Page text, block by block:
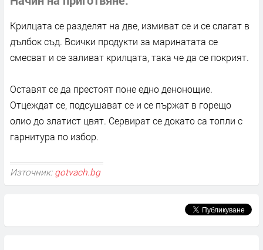
Крилцата се разделят на две, измиват се и се слагат в
дълбок съд. Всички продукти за маринатата се
смесват и се заливат крилцата, така че да се покрият.
Оставят се да престоят поне едно денонощие.
Отцеждат се, подсушават се и се пържат в горещо
олио до златист цвят. Сервират се докато са топли с
гарнитура по избор.
Източник: gotvach.bg